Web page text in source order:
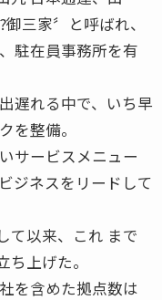
三家〞と呼ばれ、
駐在員事務所を有
遅れる中で、いち早
を整備。
サービスメニュー
ジネスをリードして
て以来、これ まで
上げた。
を含めた拠点数は